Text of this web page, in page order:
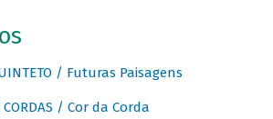
/ Futuras Paisagens
CORDAS / Cor da Corda